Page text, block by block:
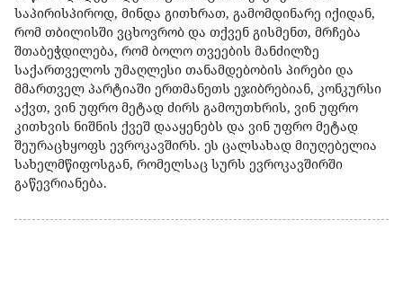
საპირისპიროდ, მინდა გითხრათ, გამომდინარე იქიდან,
რომ თბილისში ვცხოვრობ და თქვენ გისმენთ, მრჩება
შთაბეჭდილება, რომ ბოლო თვეების მანძილზე
საქართველოს უმაღლესი თანამდებობის პირები და
მმართველ პარტიაში ერთმანეთს ეჯიბრებიან, კონკურსი
აქვთ, ვინ უფრო მეტად ძირს გამოუთხრის, ვინ უფრო
კითხვის ნიშნის ქვეშ დააყენებს და ვინ უფრო მეტად
შეურაცხყოფს ევროკავშირს. ეს ცალსახად მიუღებელია
სახელმწიფოსგან, რომელსაც სურს ევროკავშირში
გაწევრიანება.